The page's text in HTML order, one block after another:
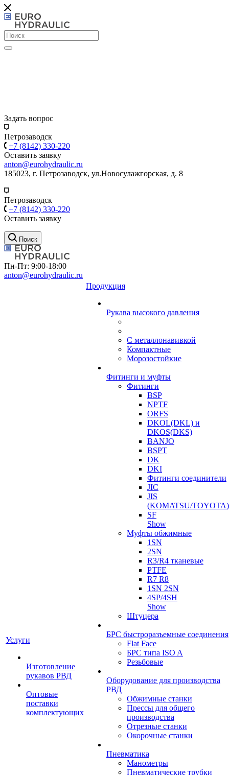
Задать вопрос
Петрозаводск
+7 (8142) 330-220
Оставить заявку
anton@eurohydraulic.ru
185023, г. Петрозаводск, ул.Новосулажгорская, д. 8
Петрозаводск
+7 (8142) 330-220
Оставить заявку
Поиск
Пн-Пт: 9:00-18:00
anton@eurohydraulic.ru
Услуги
Изготовление
рукавов РВД
Оптовые
поставки
комплектующих
Продукция
Рукава высокого давления
С металлонавивкой
Компактные
Морозостойкие
Фитинги и муфты
Фитинги
BSP
NPTF
ORFS
DKOL(DKL) и
DKOS(DKS)
BANJO
BSPT
DK
DKI
Фитинги соединители
JIC
JIS
(KOMATSU/TOYOTA)
SF
Show
Муфты обжимные
1SN
2SN
R3/R4 тканевые
PTFE
R7 R8
1SN 2SN
4SP/4SH
Show
Штуцера
БРС быстроразъемные соединения
Flat Face
БРС типа ISO A
Резьбовые
Оборудование для производства
РВД
Обжимные станки
Прессы для общего
производства
Отрезные станки
Окорочные станки
Пневматика
Манометры
Пневматические трубки